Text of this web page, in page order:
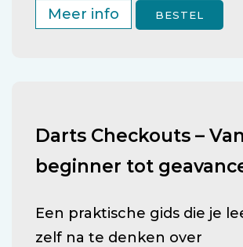
Meer info BESTEL
Darts Checkouts – Van
beginner tot
Een praktische gids die je
zelf na te denken over